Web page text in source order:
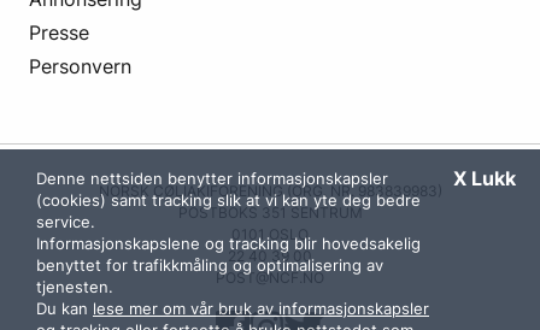
Presse
Personvern
NORSK CØLIAKIFORENING (ORG. NR. 983839983)
POSTBOKS 351 SENTRUM
0101 OSLO
22 40 39 00
POST@NCF.NO
X Lukk
Denne nettsiden benytter informasjonskapsler
(cookies) samt tracking slik at vi kan yte deg bedre
service.
Informasjonskapslene og tracking blir hovedsakelig
benyttet for trafikkmåling og optimalisering av
tjenesten.
Du kan lese mer om vår bruk av informasjonskapsler